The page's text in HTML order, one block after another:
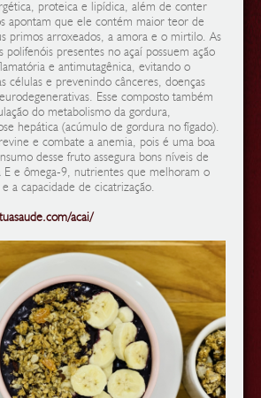
proteica e lipídica, além de conter
apontam que ele contém maior teor de
primos arroxeados, a amora e o mirtilo. As
polifenóis presentes no açaí possuem ação
e antimutagênica, evitando o
células e prevenindo cânceres, doenças
Esse composto também
do metabolismo da gordura,
hepática (acúmulo de gordura no fígado).
e combate a anemia, pois é uma boa
desse fruto assegura bons níveis de
E e ômega-9, nutrientes que melhoram o
a capacidade de cicatrização.
acai/